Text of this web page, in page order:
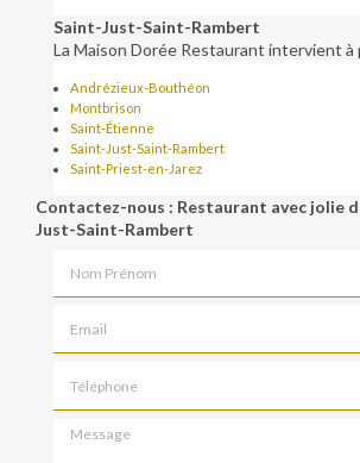
Saint-Just-Saint-Rambert
La Maison Dorée Restaurant intervient à
Andrézieux-Bouthéon
Montbrison
Saint-Étienne
Saint-Just-Saint-Rambert
Saint-Priest-en-Jarez
Contactez-nous : Restaurant avec jolie
Just-Saint-Rambert
Message